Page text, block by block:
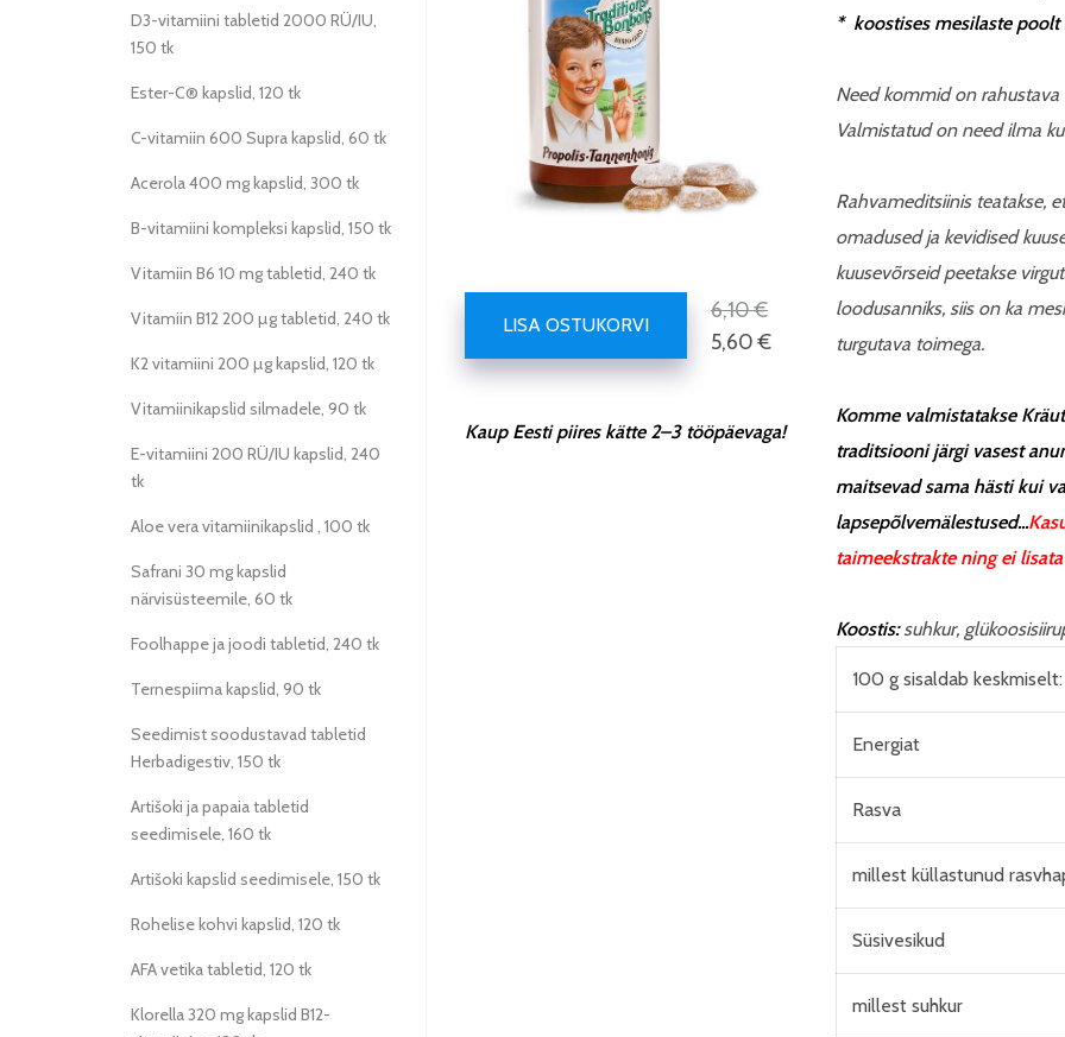
D3-vitamiini tabletid 2000 RÜ/IU,
150 tk
Ester-C® kapslid, 120 tk
C-vitamiin 600 Supra kapslid, 60 tk
Acerola 400 mg kapslid, 300 tk
B-vitamiini kompleksi kapslid, 150 tk
Vitamiin B6 10 mg tabletid, 240 tk
Vitamiin B12 200 µg tabletid, 240 tk
K2 vitamiini 200 µg kapslid, 120 tk
Vitamiinikapslid silmadele, 90 tk
E-vitamiini 200 RÜ/IU kapslid, 240
tk
Aloe vera vitamiinikapslid , 100 tk
Safrani 30 mg kapslid
närvisüsteemile, 60 tk
Foolhappe ja joodi tabletid, 240 tk
Ternespiima kapslid, 90 tk
Seedimist soodustavad tabletid
Herbadigestiv, 150 tk
Artišoki ja papaia tabletid
seedimisele, 160 tk
Artišoki kapslid seedimisele, 150 tk
Rohelise kohvi kapslid, 120 tk
AFA vetika tabletid, 120 tk
Klorella 320 mg kapslid B12-
LISA OSTUKORVI
6,10 €
5,60 €
Kaup Eesti piires kätte 2–3 tööpäevaga!
* koostises mesilaste
Need kommid on
Valmistatud on need ilma
Rahvameditsiinis teatakse,
omadused ja kevidised
kuusevõrseid peetakse
loodusanniks, siis on ka
turgutava toimega.
Komme valmistatakse
traditsiooni järgi vasest
maitsevad sama hästi kui
lapsepõlvemälestused...
taimeekstrakte ning ei
Koostis:suhkur,
100 g sisaldab keskmiselt:
Energiat
Rasva
millest küllastunud
Süsivesikud
millest suhkur